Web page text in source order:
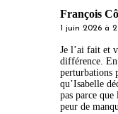
François
1 juin 2026 à
Je l’ai fait et
différence.
perturbations
qu’Isabelle
pas parce
peur de